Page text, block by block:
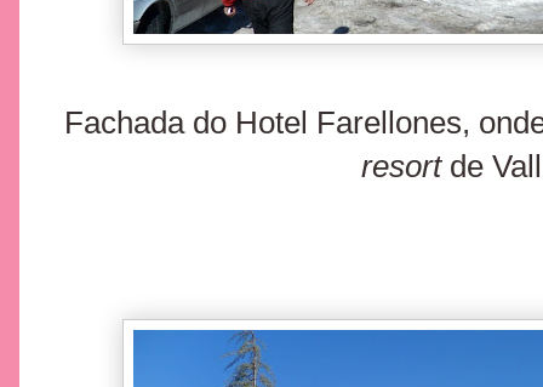
Fachada do Hotel Farellones,
resortde